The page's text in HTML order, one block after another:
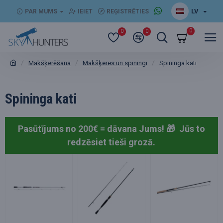
PAR MUMS IEIET REĢISTRĒTIES LV
0 0 0
Makšķerēšana Makšķeres un spiningi Spininga kati
Spininga kati
Pasūtījums no 200€ = dāvana Jums! 🎁 Jūs to
redzēsiet tieši grozā.